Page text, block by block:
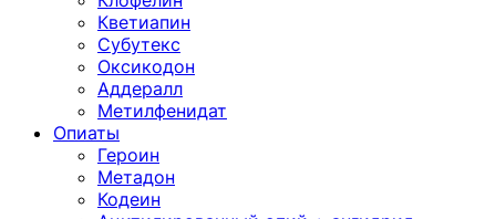
Кветиапин
Субутекс
Оксикодон
Аддералл
Метилфенидат
Опиаты
Героин
Метадон
Кодеин